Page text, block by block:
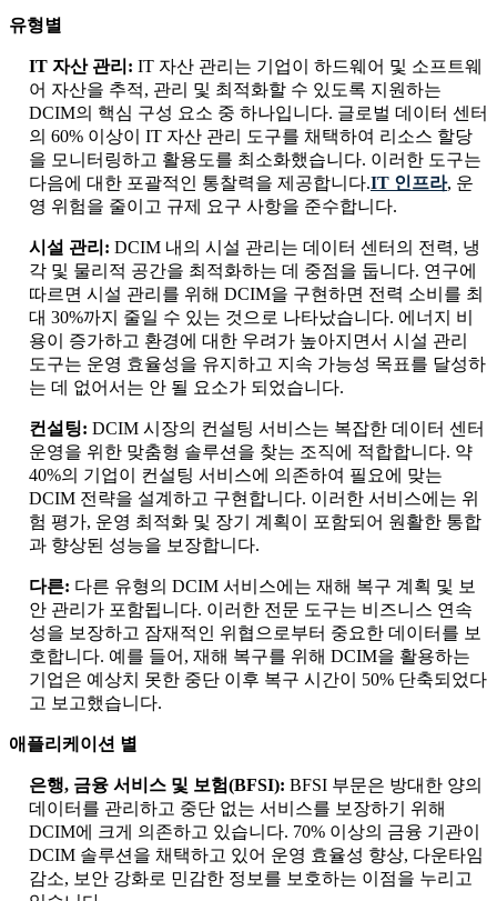
유형별
IT 자산 관리: IT 자산 관리는 기업이 하드웨어 및 소프트웨
어 자산을 추적, 관리 및 최적화할 수 있도록 지원하는
DCIM의 핵심 구성 요소 중 하나입니다. 글로벌 데이터 센터
의 60% 이상이 IT 자산 관리 도구를 채택하여 리소스 할당
을 모니터링하고 활용도를 최소화했습니다. 이러한 도구는
다음에 대한 포괄적인 통찰력을 제공합니다.IT 인프라, 운
영 위험을 줄이고 규제 요구 사항을 준수합니다.
시설 관리: DCIM 내의 시설 관리는 데이터 센터의 전력, 냉
각 및 물리적 공간을 최적화하는 데 중점을 둡니다. 연구에
따르면 시설 관리를 위해 DCIM을 구현하면 전력 소비를 최
대 30%까지 줄일 수 있는 것으로 나타났습니다. 에너지 비
용이 증가하고 환경에 대한 우려가 높아지면서 시설 관리
도구는 운영 효율성을 유지하고 지속 가능성 목표를 달성하
는 데 없어서는 안 될 요소가 되었습니다.
컨설팅: DCIM 시장의 컨설팅 서비스는 복잡한 데이터 센터
운영을 위한 맞춤형 솔루션을 찾는 조직에 적합합니다. 약
40%의 기업이 컨설팅 서비스에 의존하여 필요에 맞는
DCIM 전략을 설계하고 구현합니다. 이러한 서비스에는 위
험 평가, 운영 최적화 및 장기 계획이 포함되어 원활한 통합
과 향상된 성능을 보장합니다.
다른: 다른 유형의 DCIM 서비스에는 재해 복구 계획 및 보
안 관리가 포함됩니다. 이러한 전문 도구는 비즈니스 연속
성을 보장하고 잠재적인 위협으로부터 중요한 데이터를 보
호합니다. 예를 들어, 재해 복구를 위해 DCIM을 활용하는
기업은 예상치 못한 중단 이후 복구 시간이 50% 단축되었다
고 보고했습니다.
애플리케이션 별
은행, 금융 서비스 및 보험(BFSI): BFSI 부문은 방대한 양의
데이터를 관리하고 중단 없는 서비스를 보장하기 위해
DCIM에 크게 의존하고 있습니다. 70% 이상의 금융 기관이
DCIM 솔루션을 채택하고 있어 운영 효율성 향상, 다운타임
감소, 보안 강화로 민감한 정보를 보호하는 이점을 누리고